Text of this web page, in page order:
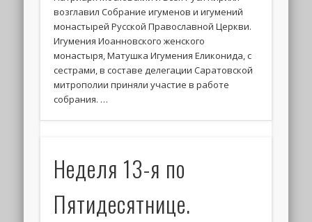
возглавил Собрание игуменов и игумений
монастырей Русской Православной Церкви.
Игумения Иоанновского женского
монастыря, Матушка Игумения Еликонида, с
сестрами, в составе делегации Саратовской
митрополии приняли участие в работе
собрания. …
Неделя 13-я по
Пятидесятнице.